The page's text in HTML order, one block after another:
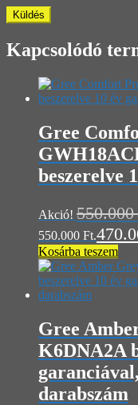
Kapcsolódó
Gree
beszerelve
Akció! 550.000
550.000 Ft.
Kosárba teszem
Gree
K6DNA2A
darabszám